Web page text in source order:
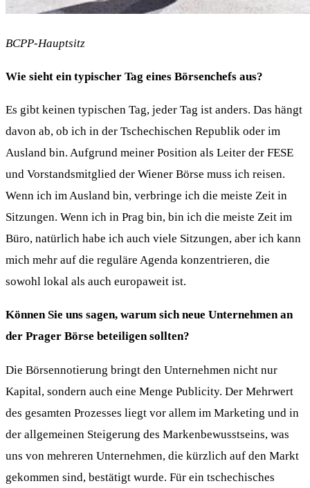
BCPP-Hauptsitz
Wie sieht ein typischer Tag eines Börsenchefs aus?
Es gibt keinen typischen Tag, jeder Tag ist anders. Das hängt
davon ab, ob ich in der Tschechischen Republik oder im
Ausland bin. Aufgrund meiner Position als Leiter der FESE
und Vorstandsmitglied der Wiener Börse muss ich reisen.
Wenn ich im Ausland bin, verbringe ich die meiste Zeit in
Sitzungen. Wenn ich in Prag bin, bin ich die meiste Zeit im
Büro, natürlich habe ich auch viele Sitzungen, aber ich kann
mich mehr auf die reguläre Agenda konzentrieren, die
sowohl lokal als auch europaweit ist.
Können Sie uns sagen, warum sich neue Unternehmen an
der Prager Börse beteiligen sollten?
Die Börsennotierung bringt den Unternehmen nicht nur
Kapital, sondern auch eine Menge Publicity. Der Mehrwert
des gesamten Prozesses liegt vor allem im Marketing und in
der allgemeinen Steigerung des Markenbewusstseins, was
uns von mehreren Unternehmen, die kürzlich auf den Markt
gekommen sind, bestätigt wurde. Für ein tschechisches